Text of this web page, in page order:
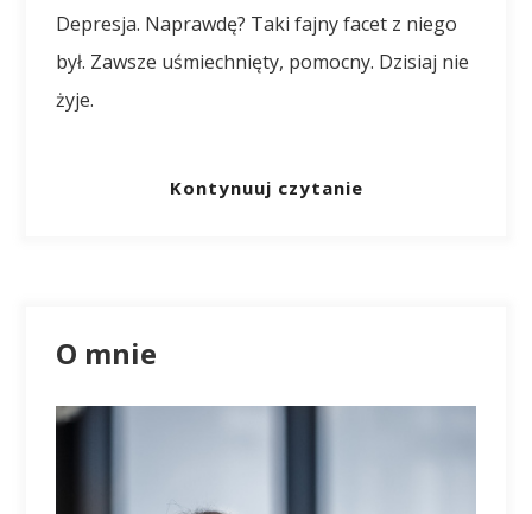
Depresja. Naprawdę? Taki fajny facet z niego
był. Zawsze uśmiechnięty, pomocny. Dzisiaj nie
żyje.
Kontynuuj czytanie
O mnie